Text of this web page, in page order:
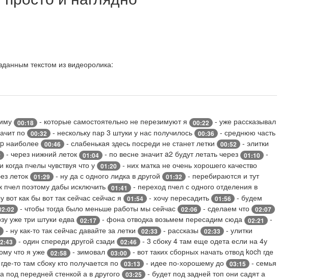
текстом из видеоролика:
00:18 - которые самостоятельно не перезимуют я 00:22
- уже рассказывал
по 00:32 - нескольку пар 3 штуки у нас получилось 00:36
- среднюю часть
наиболее 00:46 - слабенькая здесь посреди не станет летки 00:52
- элитки
- через нижний леток 01:04 - по весне значит a2 будут летать через 01:10
-
пчелы чувствуя что у 01:20 - них матка не очень хорошего качество
леток 01:29 - ну да с одного лидка в другой 01:32
- перебираются и тут
пчел поэтому дабы исключить 01:41
- переход пчел с одного отделения в
вот как бы вот так сейчас сейчас я 01:54 - хочу пересадить 01:56
- будем
- чтобы тогда было меньше работы мы сейчас 02:06 - сделаем что 02:07
уже три штуки едва 02:17 - фона отводка возьмем пересадим сюда 02:21
-
- ну как-то так сейчас давайте за летки 02:33 - рассказы 02:33
- улитки
- один спереди другой сзади 02:46
- 3 сбоку 4 там еще одета если на 4у
что я уже 02:58 - зимовал 03:00 - вот таких сборных начать отвод koch где
то там сбоку кто получается по 03:13 - идее по-хорошему до 03:15
- семья
под передней стенкой а в другого 03:25 - будет под задней топ они садят а